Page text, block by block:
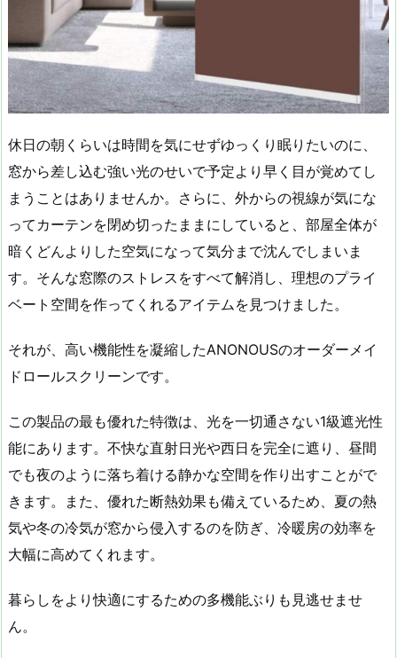
休日の朝くらいは時間を気にせずゆっくり眠りたいのに、
窓から差し込む強い光のせいで予定より早く目が覚めてし
まうことはありませんか。さらに、外からの視線が気にな
ってカーテンを閉め切ったままにしていると、部屋全体が
暗くどんよりした空気になって気分まで沈んでしまいま
す。そんな窓際のストレスをすべて解消し、理想のプライ
ベート空間を作ってくれるアイテムを見つけました。
それが、高い機能性を凝縮したANONOUSのオーダーメイ
ドロールスクリーンです。
この製品の最も優れた特徴は、光を一切通さない1級遮光性
能にあります。不快な直射日光や西日を完全に遮り、昼間
でも夜のように落ち着ける静かな空間を作り出すことがで
きます。また、優れた断熱効果も備えているため、夏の熱
気や冬の冷気が窓から侵入するのを防ぎ、冷暖房の効率を
大幅に高めてくれます。
暮らしをより快適にするための多機能ぶりも見逃せませ
ん。